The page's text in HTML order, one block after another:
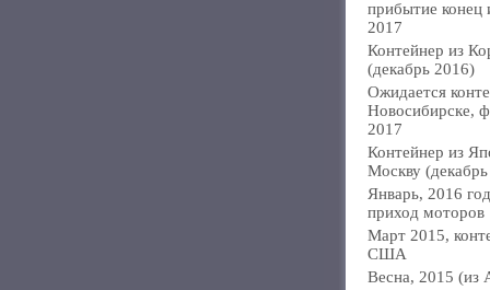
прибытие конец
2017
Контейнер из
(декабрь 2016)
Ожидается
Новосибирске,
2017
Контейнер из
Москву
Январь, 2016
приход моторов
Март 2015,
США
Весна, 2015 (из